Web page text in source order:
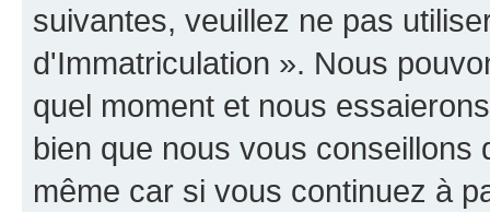
suivantes, veuillez ne pas
d'Immatriculation ». Nous
quel moment et nous
bien que nous vous
même car si vous continuez à